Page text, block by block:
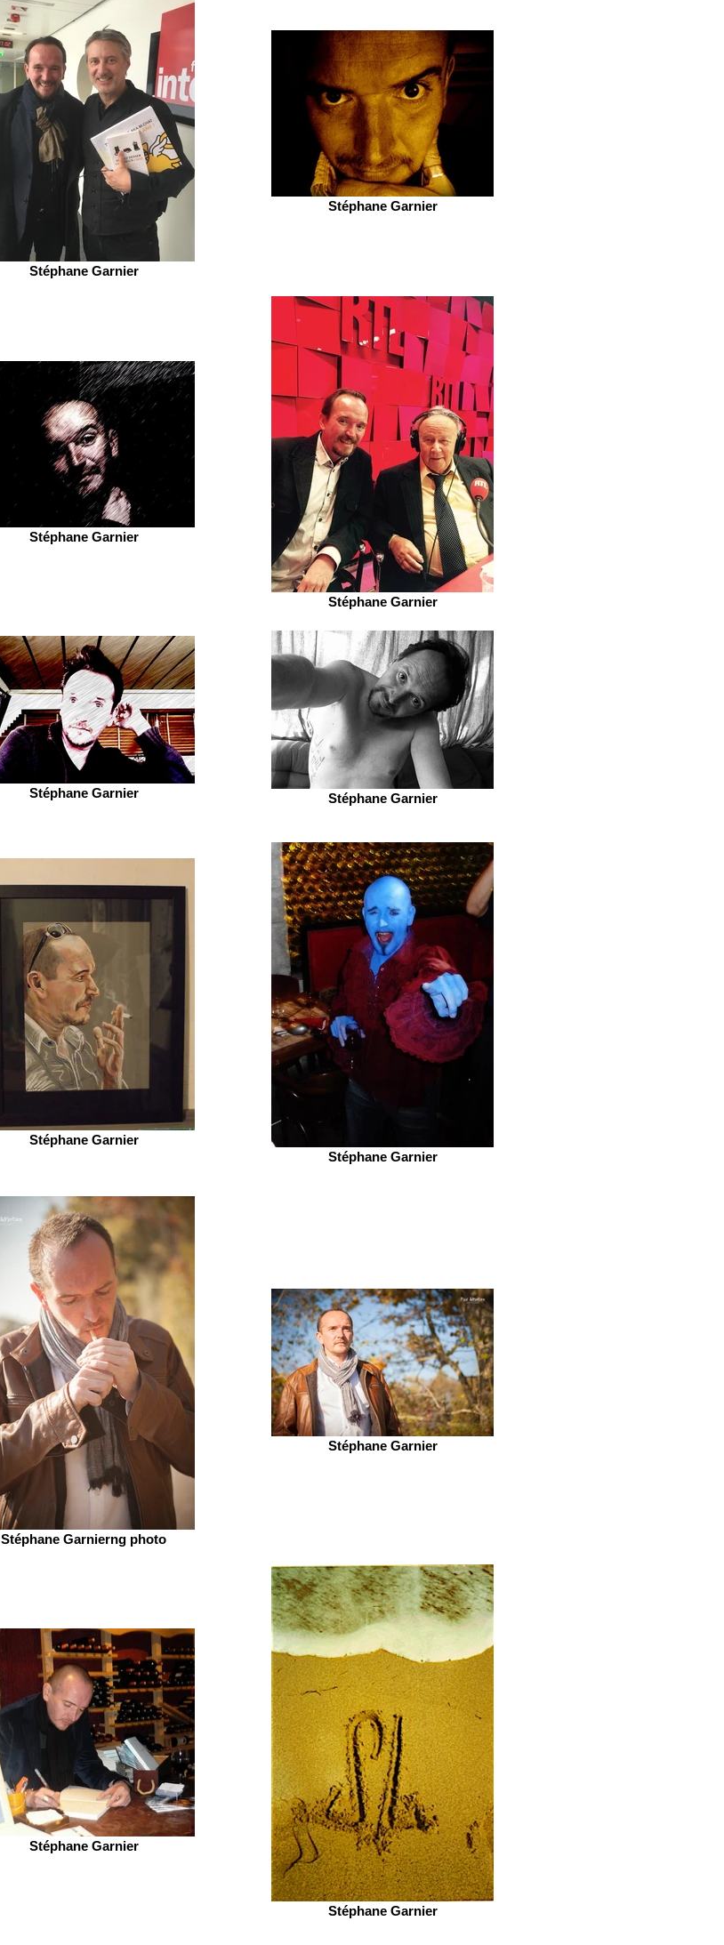
Stéphane Garnier
Stéphane Garnier
Stéphane Garnier
Stéphane Garnier
Stéphane Garnier Stéphane Garnier
Stéphane Garnier
Stéphane Garnier
Stéphane Garnierng photo
Stéphane Garnier
Stéphane Garnier
Stéphane Garnier